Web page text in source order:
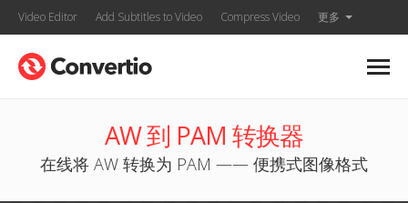
Video Editor Add Subtitles to Video Compress Video 更多
AW 到 PAM 转换器
在线将 AW 转换为 PAM —— 便携式图像格式